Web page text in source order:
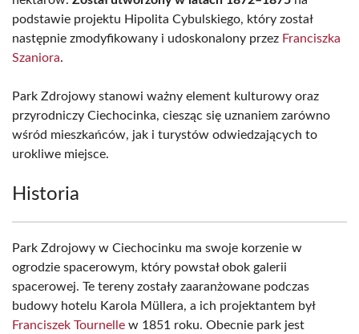
podstawie projektu Hipolita Cybulskiego, który został
następnie zmodyfikowany i udoskonalony przez Franciszka
Szaniora.
Park Zdrojowy stanowi ważny element kulturowy oraz
przyrodniczy Ciechocinka, ciesząc się uznaniem zarówno
wśród mieszkańców, jak i turystów odwiedzających to
urokliwe miejsce.
Historia
Park Zdrojowy w Ciechocinku ma swoje korzenie w
ogrodzie spacerowym, który powstał obok galerii
spacerowej. Te tereny zostały zaaranżowane podczas
budowy hotelu Karola Müllera, a ich projektantem był
Franciszek Tournelle w 1851 roku. Obecnie park jest